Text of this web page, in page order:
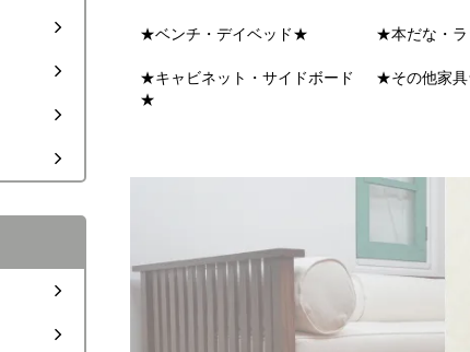
★ベンチ・デイベッド★ ★本だな・
★キャビネット・サイドボード
★
★その他家